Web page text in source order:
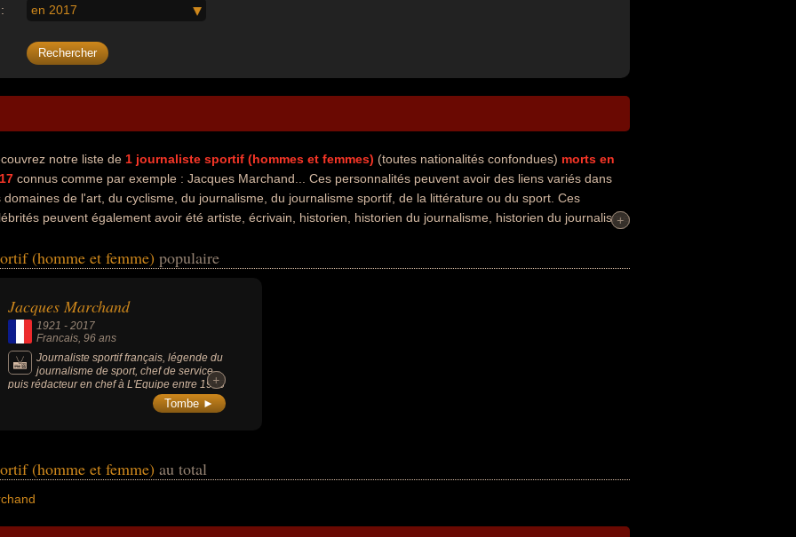
en 2017
notre liste de 1 journaliste sportif (hommes et femmes) (toutes nationalités confondues) morts en
connus comme par exemple : Jacques Marchand... Ces personnalités peuvent avoir des liens variés dans
domaines de l'art, du cyclisme, du journalisme, du journalisme sportif, de la littérature ou du sport. Ces
peuvent également avoir été artiste, écrivain, historien, historien du journalisme, historien du journalisme
+
+
(homme et femme) populaire
Jacques Marchand
1921 - 2017
Francais, 96 ans
Journaliste sportif français, légende du
journalisme de sport, chef de service
puis rédacteur en chef à L'Equipe entre 1955
et 1977, il a largement contribué à hisser au
plus haut le journalisme de sport dans
également un historien du journalisme
sportif, un écrivain du cyclisme, auteur de
+
+
Tombe ►
(homme et femme) au total